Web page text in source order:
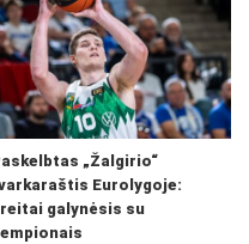
„Žalgirio“
Eurolygoje:
galynėsis su